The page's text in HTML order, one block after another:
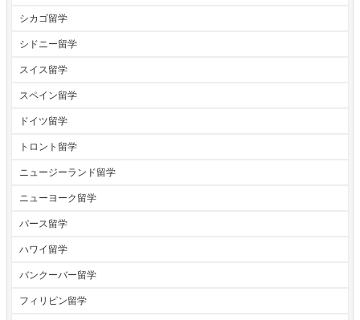
シカゴ留学
シドニー留学
スイス留学
スペイン留学
ドイツ留学
トロント留学
ニュージーランド留学
ニューヨーク留学
パース留学
ハワイ留学
バンクーバー留学
フィリピン留学